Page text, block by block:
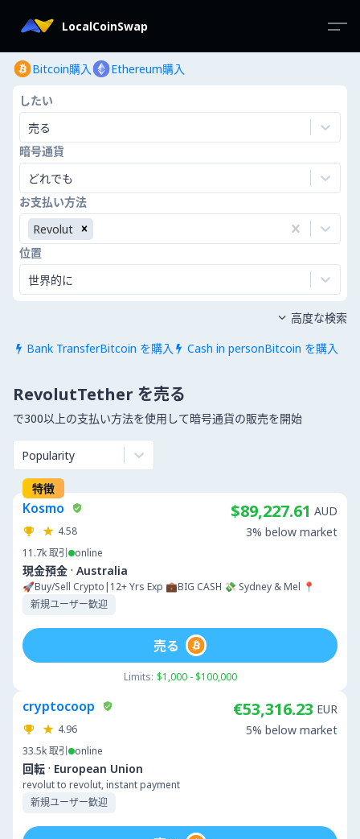
LocalCoinSwap
Bitcoin購入 Ethereum購入
したい
売る
暗号通貨
どれでも
お支払い方法
Revolut
位置
世界的に
 Bank TransferBitcoin を購入  Cash in personBitcoin を購入
 高度な検索
RevolutTether を売る
で300以上の支払い方法を使用して暗号通貨の販売を開始
Popularity
特徴
Kosmo
4.58
11.7k取引 online
現金預金 · Australia
🚀Buy/Sell Crypto|12+ Yrs Exp 💼BIG CASH 💸 Sydney & Mel 📍
新規ユーザー歓迎
$89,227.61 AUD
3% below market
Limits: $1,000 - $100,000
売る
cryptocoop
4.96
33.5k取引 online
回転 · European Union
revolut to revolut, instant payment
新規ユーザー歓迎
€53,316.23 EUR
5% below market